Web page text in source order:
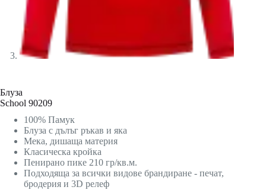
Блуза
School 90209
100% Памук
Блуза с дълъг ръкав и яка
Мека, дишаща материя
Класическа кройка
Пенирано пике 210 гр/кв.м.
Подходяща за всички видове брандиране - печат,
бродерия и 3D релеф